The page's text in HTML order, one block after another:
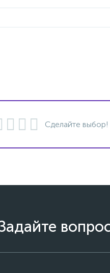
Сделайте выбор!